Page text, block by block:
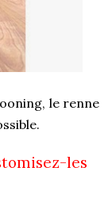
le renne
les